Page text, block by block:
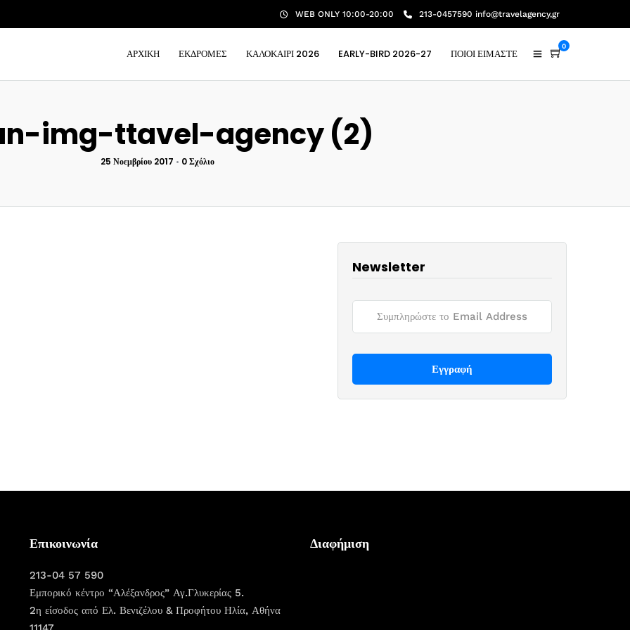
WEB ONLY 10:00-20:00 213-0457590 info@travelagency,gr
ΑΡΧΙΚΗ ΕΚΔΡΟΜΕΣ ΚΑΛΟΚΑΙΡΙ 2026 EARLY-BIRD 2026-27 ΠΟΙΟΙ ΕΙΜΑΣΤΕ
0
img-ttavel-agency (2)
25 Νοεμβρίου 2017 • 0 Σχόλιο
Newsletter
Επικοινωνία
213-04 57 590
Εμπορικό κέντρο “Αλέξανδρος” Αγ.Γλυκερίας 5.
2η είσοδος από Ελ. Βενιζέλου & Προφήτου Ηλία, Αθήνα
Διαφήμιση